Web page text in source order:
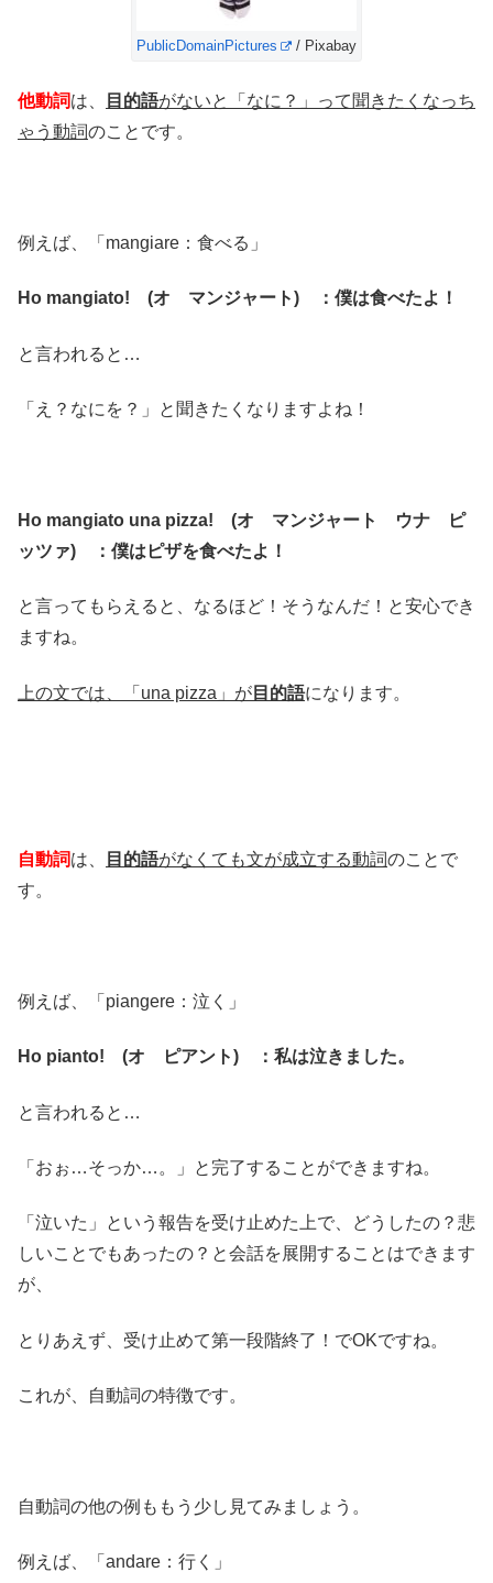
PublicDomainPictures / Pixabay
他動詞は、 目的語がないと「なに？」って聞きたくなっち
ゃう動詞のことです。
例えば、「mangiare：食べる」
Ho mangiato! (オ マンジャート) ：僕は食べたよ！
と言われると…
「え？なにを？」と聞きたくなりますよね！
Ho mangiato una pizza! (オ マンジャート ウナ ピ
ッツァ) ：僕はピザを食べたよ！
と言ってもらえると、なるほど！そうなんだ！と安心でき
ますね。
上の文では、「una pizza」が 目的語になります。
自動詞は、 目的語がなくても文が成立する動詞のことで
す。
例えば、「piangere：泣く」
Ho pianto! (オ ピアント) ：私は泣きました。
と言われると…
「おぉ…そっか…。」と完了することができますね。
「泣いた」という報告を受け止めた上で、どうしたの？悲
しいことでもあったの？と会話を展開することはできます
が、
とりあえず、受け止めて第一段階終了！でOKですね。
これが、自動詞の特徴です。
自動詞の他の例ももう少し見てみましょう。
例えば、「andare：行く」